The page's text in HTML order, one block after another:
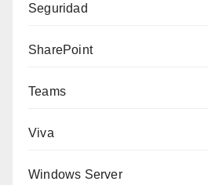
Seguridad
SharePoint
Teams
Viva
Windows Server